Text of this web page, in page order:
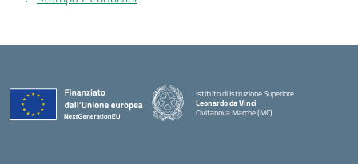
Istituto di Istruzione Superiore
Leonardo da Vinci
Civitanova Marche (MC)